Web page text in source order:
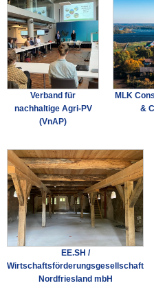
Verband für
nachhaltige Agri-PV
(VnAP)
MLK
&
EE.SH /
Wirtschaftsförderungsgesellschaft
Nordfriesland mbH